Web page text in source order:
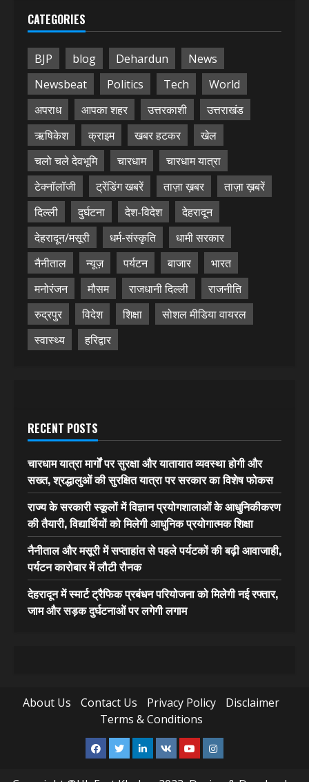
CATEGORIES
BJP blog Dehardun
News
Newsbeat
Politics Tech
World
अपराध
आपका शहर उत्तरकाशी
उत्तराखंड
ऋषिकेश
क्राइम खबर हटकर
खेल
चलो चले देवभूमि
चारधाम
चारधाम यात्रा
टेक्नॉलॉजी
ट्रेंडिंग खबरें ताज़ा ख़बर
ताज़ा ख़बरें
दिल्ली
दुर्घटना देश-विदेश
देहरादून
देहरादून/मसूरी
धर्म-संस्कृति
धामी सरकार
नैनीताल
न्यूज़ पर्यटन बाजार
भारत
मनोरंजन
मौसम राजधानी दिल्ली
राजनीति
रुद्रपुर
विदेश शिक्षा
सोशल मीडिया वायरल
स्वास्थ्य
हरिद्वार
RECENT POSTS
चारधाम यात्रा मार्गों पर सुरक्षा और यातायात व्यवस्था होगी और
सख्त, श्रद्धालुओं की सुरक्षित यात्रा पर सरकार का विशेष फोकस
राज्य के सरकारी स्कूलों में विज्ञान प्रयोगशालाओं के आधुनिकीकरण
की तैयारी, विद्यार्थियों को मिलेगी आधुनिक प्रयोगात्मक शिक्षा
नैनीताल और मसूरी में सप्ताहांत से पहले पर्यटकों की बढ़ी आवाजाही,
पर्यटन कारोबार में लौटी रौनक
देहरादून में स्मार्ट ट्रैफिक प्रबंधन परियोजना को मिलेगी नई रफ्तार,
जाम और सड़क दुर्घटनाओं पर लगेगी लगाम
About Us Contact Us Privacy Policy
Disclaimer
Terms & Conditions
Facebook
TwitterLinkedin
VK YoutubeInstagram